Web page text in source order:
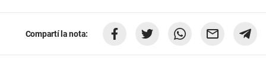
Compartí la nota: